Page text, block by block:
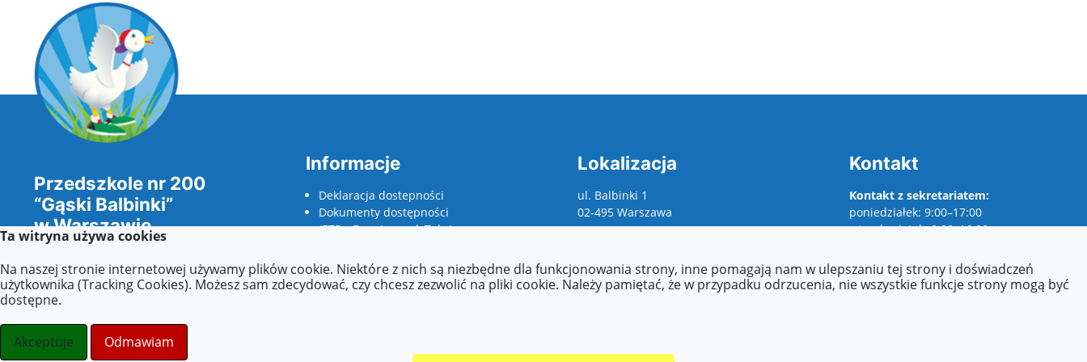
Przedszkole nr 200
“Gąski Balbinki”
w Warszawie
stronydlaoswaity.pl
Strony internetowe dla szkół
Informacje
Deklaracja dostepności
Dokumenty dostępności
(ETR - Easy to read, Tekst
wnioski o zapewnienie
dostępności, etc.)
Lokalizacja
ul. Balbinki 1
02-495 Warszawa
Kontakt
Kontakt z sekretariatem:
poniedziałek: 9:00–17:00
wtorek–piątek: 8:00–16:00
Tel.: +48 (22) 277-21-18
E-mail:
Ta witryna używa cookies
Na naszej stronie internetowej używamy plików cookie. Niektóre z nich są niezbędne dla funkcjonowania strony, inne pomagają nam w ulepszaniu tej strony i doświadczeń
użytkownika (Tracking Cookies). Możesz sam zdecydować, czy chcesz zezwolić na pliki cookie. Należy pamiętać, że w przypadku odrzucenia, nie wszystkie funkcje strony mogą być
dostępne.
Akceptuje Odmawiam